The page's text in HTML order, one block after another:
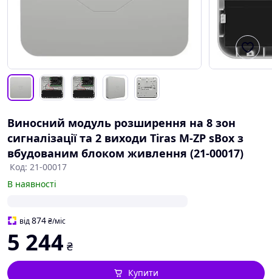
Виносний модуль розширення на 8 зон
сигналізації та 2 виходи Tiras M-ZР sBox з
вбудованим блоком живлення (21-00017)
Код: 21-00017
В наявності
від874₴/міс
5 244 ₴
Купити